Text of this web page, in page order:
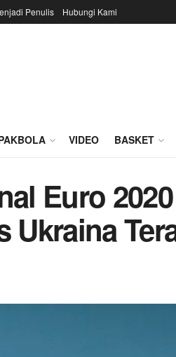
Penulis Hubungi Kami
VIDEO BASKET
Euro
Ukraina